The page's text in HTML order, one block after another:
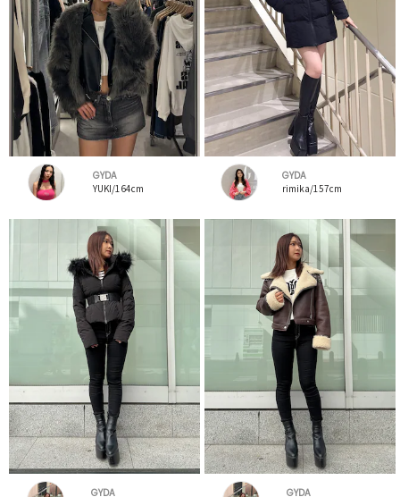
GYDA
YUKI/164cm
GYDA
rimika/157cm
GYDA
GYDA